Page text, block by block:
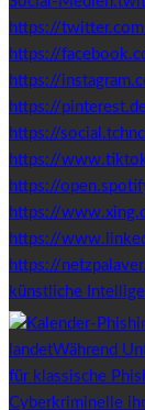
künstliche